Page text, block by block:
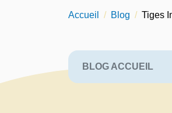
Accueil Blog Tiges
BLOG ACCUEIL